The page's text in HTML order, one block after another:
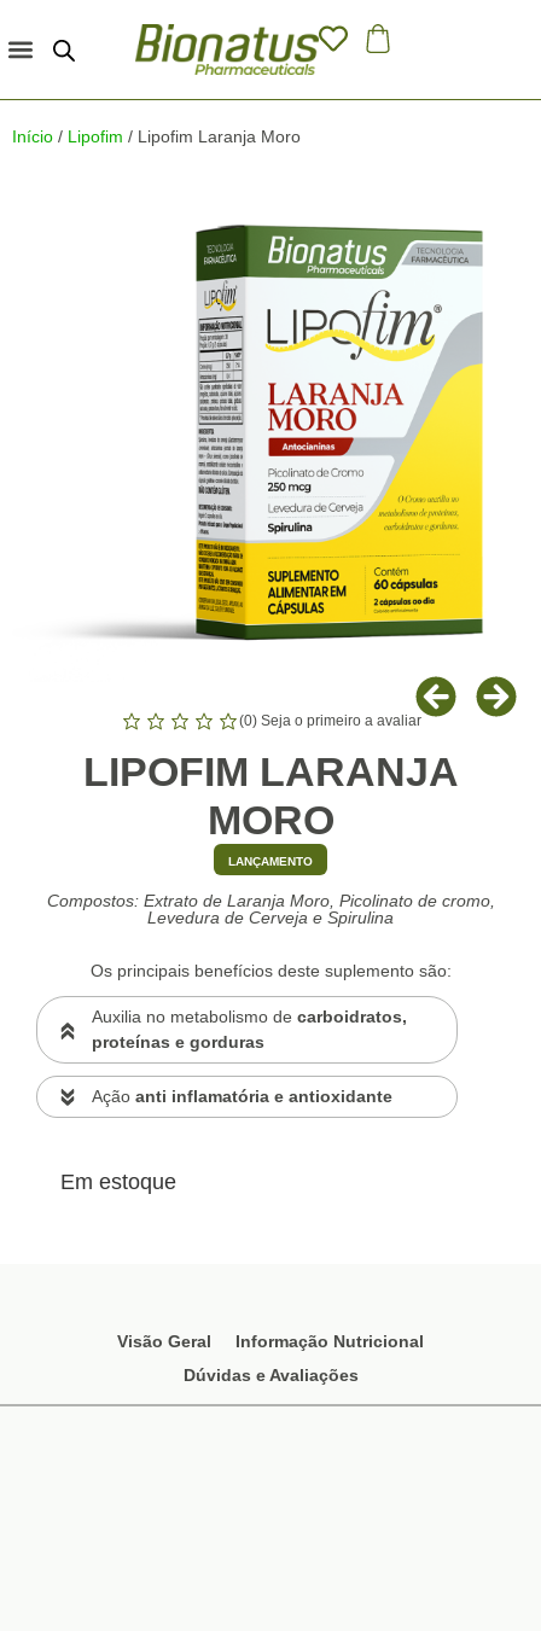
Início / Lipofim / Lipofim Laranja Moro
(0) Seja o primeiro a avaliar
LIPOFIM LARANJA
MORO
LANÇAMENTO
Compostos: Extrato de Laranja Moro, Picolinato de cromo,
Levedura de Cerveja e Spirulina
Os principais benefícios deste suplemento são:
Auxilia no metabolismo de carboidratos,
proteínas e gorduras
Ação anti inflamatória e antioxidante
Em estoque
Visão Geral
Informação Nutricional
Dúvidas e Avaliações